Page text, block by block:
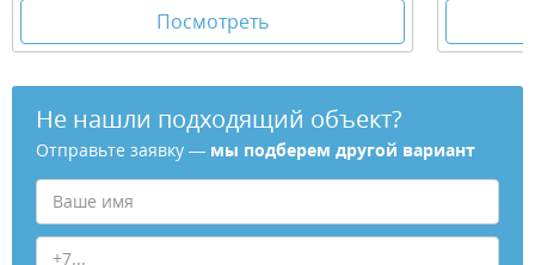
Посмотреть
Не нашли подходящий объект?
Отправьте заявку — мы подберем другой вариант